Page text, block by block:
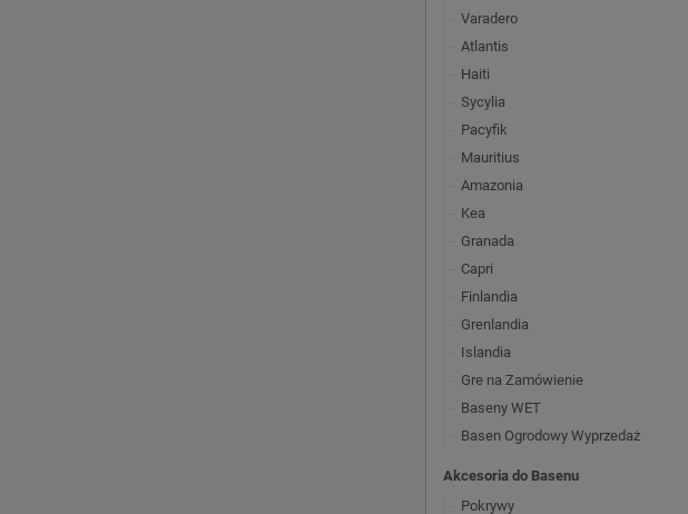
Varadero
Atlantis
Haiti
Sycylia
Pacyfik
Mauritius
Amazonia
Kea
Granada
Capri
Finlandia
Grenlandia
Islandia
Gre na Zamówienie
Baseny WET
Basen Ogrodowy Wyprzedaż
Akcesoria do Basenu
Pokrywy